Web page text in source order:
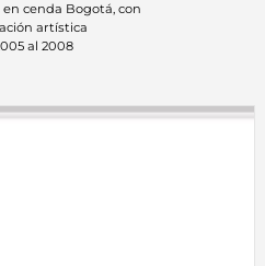
cenda Bogotá, con
artística
al 2008